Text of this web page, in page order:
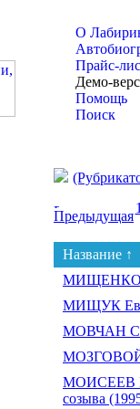
О
Прайс-
Демо-
Помощь
Поиск
Предыдущая
Название ↑
МИЩЕНКО
МИЩУК
МОВЧАН
МОЗГОВОЙ
МОИСЕЕВ
созыва